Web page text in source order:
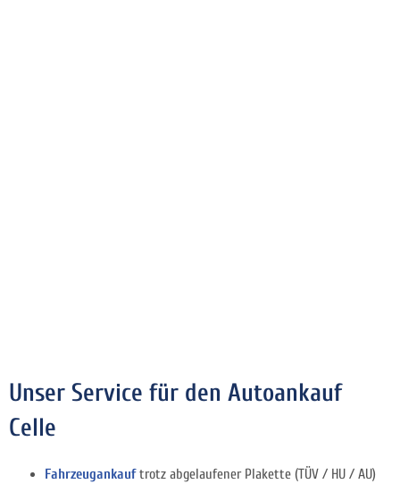
Unser Service für den Autoankauf
Celle
Fahrzeugankauftrotz abgelaufener Plakette (TÜV / HU / AU)